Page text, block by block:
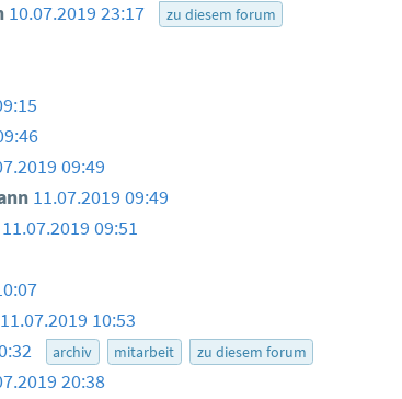
10.07.2019 23:17 zu diesem forum
09:49
11.07.2019 09:49
11.07.2019 09:51
11.07.2019 10:53
archiv mitarbeit zu diesem forum
20:38